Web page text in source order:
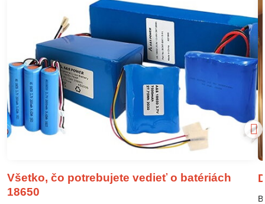
Všetko, čo potrebujete vedieť o batériách
18650